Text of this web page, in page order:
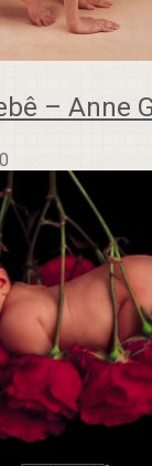
– Anne